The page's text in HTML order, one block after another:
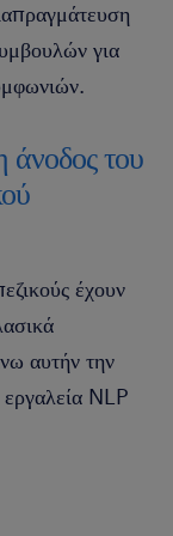
για
του
έχουν
αυτήν την
NLP